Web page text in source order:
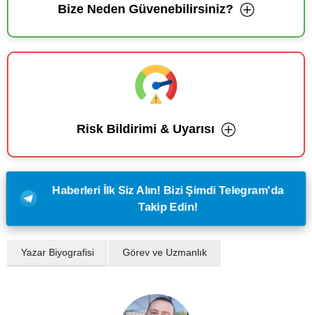
Bize Neden Güvenebilirsiniz?
Risk Bildirimi & Uyarısı
Haberleri İlk Siz Alın! Bizi Şimdi Telegram'da
Takip Edin!
Yazar Biyografisi Görev ve Uzmanlık